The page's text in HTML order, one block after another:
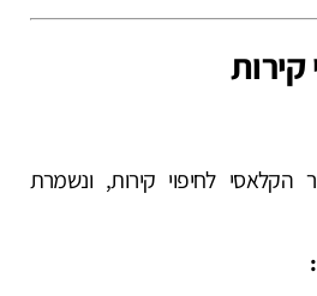
קירות
לחיפוי קירות, ונשמרת